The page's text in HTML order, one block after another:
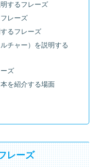
するフレーズ
レーズ
るフレーズ
チャー）を説明する
ズ
を紹介する場面
レーズ